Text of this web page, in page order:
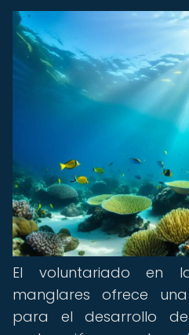
El voluntariado en
manglares ofrece
para el desarrollo